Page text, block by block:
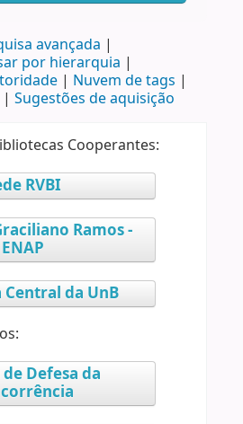
avançada
por hierarquia
Nuvem de tags
Sugestões de aquisição
Cooperantes:
RVBI
Ramos -
ENAP
da UnB
Defesa da